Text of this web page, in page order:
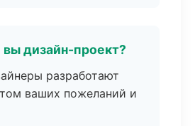
дизайн-проект?
разработают
ваших пожеланий и